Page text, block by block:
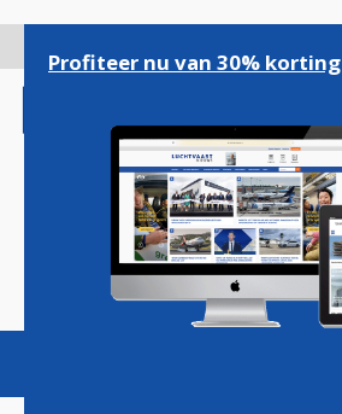
gaan
Magazine Podcasts
Profiteer nu van 30% korting